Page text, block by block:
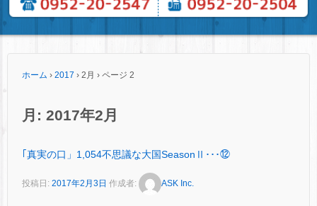
ホーム › 2017 › 2月 › ページ 2
月: 2017年2月
｢真実の口」1,054不思議な大国SeasonⅡ･･･⑫
投稿日: 2017年2月3日 作成者: ASK Inc.